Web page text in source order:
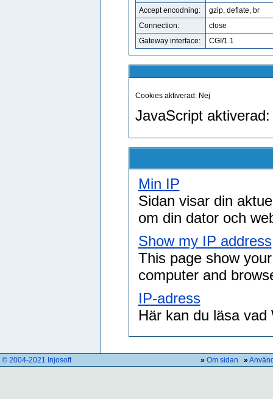
Accept encodning:
gzip, deflate, br
Connection:
close
Gateway interface:
CGI/1.1
Cookies aktiverad: Nej
JavaScript
Min IP
Sidan visar din
om din dator och
Show my IP address
This page show
computer and
IP-adress
Här kan du läsa
© 2004-2021 Injosoft » Om sidan »